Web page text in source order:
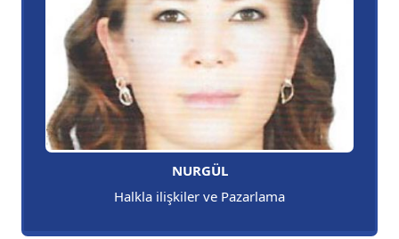
NURGÜL
Halkla ilişkiler ve Pazarlama